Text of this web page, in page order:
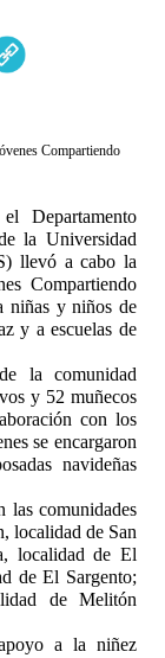
Compartiendo
Departamento
la Universidad
llevó a cabo la
Compartiendo
niñas y niños de
y a escuelas de
la comunidad
y 52 muñecos
con los
se encargaron
navideñas
las comunidades
localidad de San
localidad de El
de El Sargento;
de Melitón
a la niñez